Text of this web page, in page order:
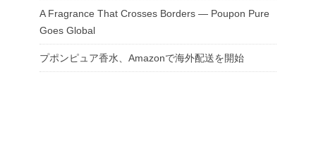
A Fragrance That Crosses Borders — Poupon Pure
Goes Global
プポンピュア香水、Amazonで海外配送を開始